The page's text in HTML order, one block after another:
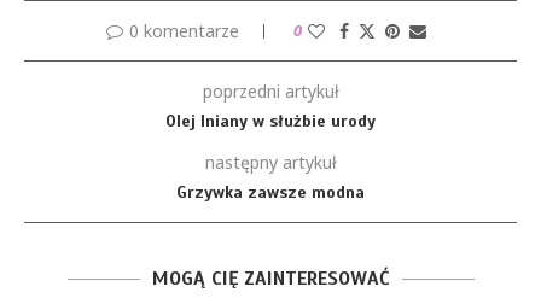
0 komentarze 0
poprzedni artykuł
Olej lniany w służbie urody
następny artykuł
Grzywka zawsze modna
MOGĄ CIĘ ZAINTERESOWAĆ